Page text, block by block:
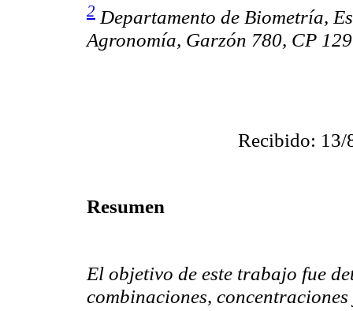
2 Departamento de Biometría,
Agronomía, Garzón 780, CP
Recibido: 13/
Resumen
El objetivo de este trabajo fue
combinaciones,